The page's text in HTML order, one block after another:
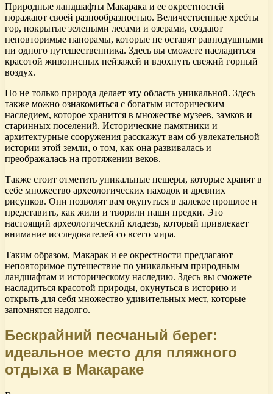
Природные ландшафты Макарака и ее окрестностей
поражают своей разнообразностью. Величественные хребты
гор, покрытые зелеными лесами и озерами, создают
неповторимые панорамы, которые не оставят равнодушными
ни одного путешественника. Здесь вы сможете насладиться
красотой живописных пейзажей и вдохнуть свежий горный
воздух.
Но не только природа делает эту область уникальной. Здесь
также можно ознакомиться с богатым историческим
наследием, которое хранится в множестве музеев, замков и
старинных поселений. Исторические памятники и
архитектурные сооружения расскажут вам об увлекательной
истории этой земли, о том, как она развивалась и
преображалась на протяжении веков.
Также стоит отметить уникальные пещеры, которые хранят в
себе множество археологических находок и древних
рисунков. Они позволят вам окунуться в далекое прошлое и
представить, как жили и творили наши предки. Это
настоящий археологический кладезь, который привлекает
внимание исследователей со всего мира.
Таким образом, Макарак и ее окрестности предлагают
неповторимое путешествие по уникальным природным
ландшафтам и историческому наследию. Здесь вы сможете
насладиться красотой природы, окунуться в историю и
открыть для себя множество удивительных мест, которые
запомнятся надолго.
Бескрайний песчаный берег:
идеальное место для пляжного
отдыха в Макараке